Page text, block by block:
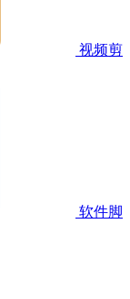
视频剪
软件脚